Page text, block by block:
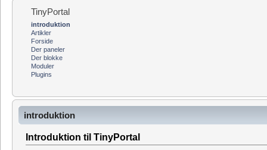
TinyPortal
introduktion
Artikler
Forside
Der paneler
Der blokke
Moduler
Plugins
introduktion
Introduktion til TinyPortal